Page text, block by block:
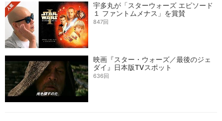
宇多丸が「スターウォーズ エピソード
１ ファントムメナス」を賞賛
847回
映画『スター・ウォーズ／最後のジェ
ダイ』日本版TVスポット
636回